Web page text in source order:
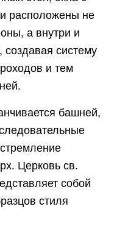
расположены не
а внутри и
систему
и тем
башней,
Церковь св.
собой
стиля